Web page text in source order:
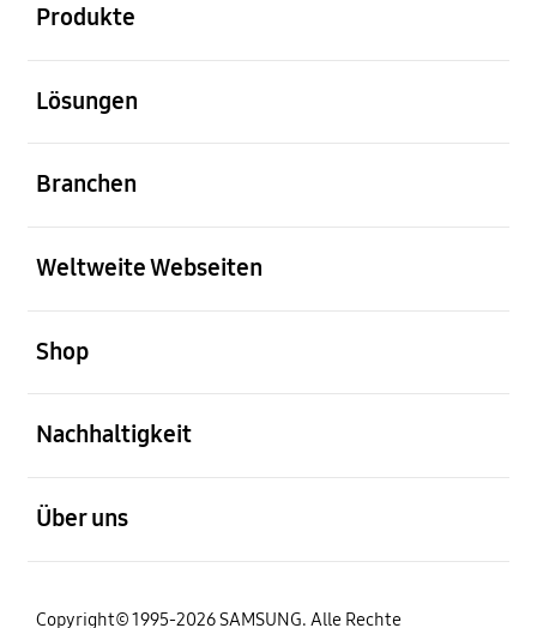
Produkte
Lösungen
Branchen
Weltweite Webseiten
Shop
Nachhaltigkeit
Über uns
Copyright© 1995-2026 SAMSUNG. Alle Rechte